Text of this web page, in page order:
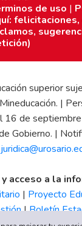
de uso |
felicitaciones,
superior
|
16 de
Gobierno. |
acceso a la
| Proyecto
|Boletín